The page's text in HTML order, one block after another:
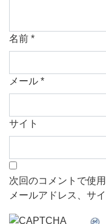
名前 *
メール *
サイト
次回のコメントで使
メールアドレス、サ